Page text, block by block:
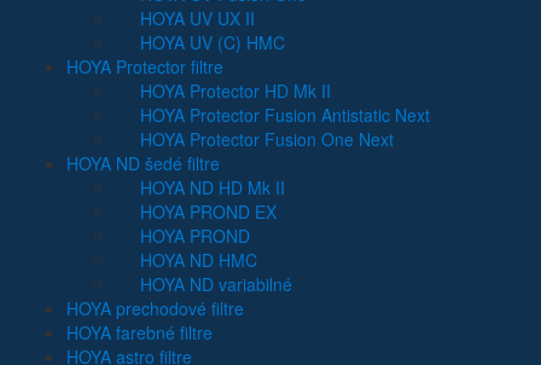
HOYA UV UX II
HOYA UV (C) HMC
HOYA Protector filtre
HOYA Protector HD Mk II
HOYA Protector Fusion Antistatic Next
HOYA Protector Fusion One Next
HOYA ND šedé filtre
HOYA ND HD Mk II
HOYA PROND EX
HOYA PROND
HOYA ND HMC
HOYA ND variabilné
HOYA prechodové filtre
HOYA farebné filtre
HOYA astro filtre